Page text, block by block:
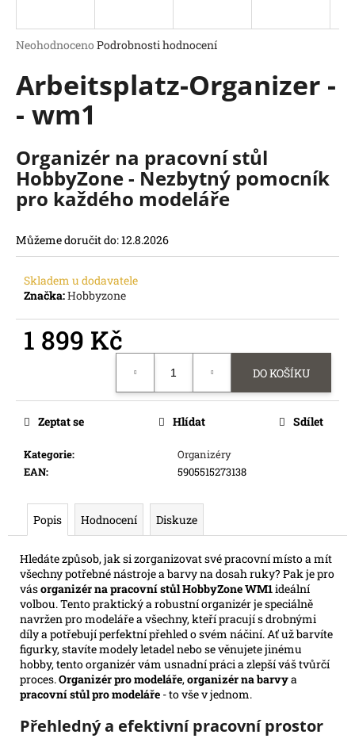
Průměrné
produktu
je
z
hvězdiček.
Neohodnoceno Podrobnosti hodnocení
Arbeitsplatz-Organizer -
- wm1
Organizér na pracovní stůl
HobbyZone - Nezbytný pomocník
pro každého modeláře
Můžeme doručit do:12.8.2026
Skladem u dodavatele
Značka:Hobbyzone
1 899 Kč
DO KOŠÍKU
Kategorie:
Organizéry
EAN: 5905515273138
Zeptat se Hlídat Sdílet
Popis Hodnocení Diskuze
Hledáte způsob, jak si zorganizovat své pracovní místo a mít
všechny potřebné nástroje a barvy na dosah ruky? Pak je pro
vásorganizér na pracovní stůl HobbyZone WM1ideální
volbou. Tento praktický a robustní organizér je speciálně
navržen pro modeláře a všechny, kteří pracují s drobnými
díly a potřebují perfektní přehled o svém náčiní. Ať už barvíte
figurky, stavíte modely letadel nebo se věnujete jinému
hobby, tento organizér vám usnadní práci a zlepší váš tvůrčí
proces.Organizér pro modeláře,organizér na barvya
pracovní stůl pro modeláře - to vše v jednom.
Přehledný a efektivní pracovní prostor
j
t
?
HLEDAT
D
p
o
u
č
u
e
FLIP
WITH
VENGEANCE
349
Kč